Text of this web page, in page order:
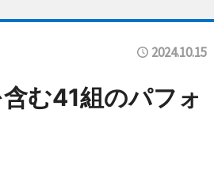
2024.10.15
む41組のパフォ